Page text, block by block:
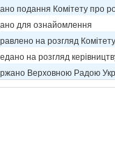
подання Комітету про
для ознайомлення
на розгляд Комітету
на розгляд
Верховною Радою